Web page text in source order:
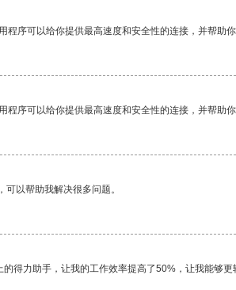
程序可以给你提供最高速度和安全性的连接，并帮助你
程序可以给你提供最高速度和安全性的连接，并帮助你
可以帮助我解决很多问题。
得力助手，让我的工作效率提高了50%，让我能够更